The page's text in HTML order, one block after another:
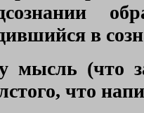
в
мысль (что
что